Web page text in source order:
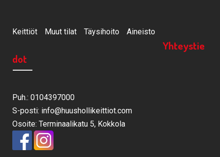
Keittiöt Muut tilat Täysihoito Aineisto
Yhteystie
dot
Puh.: 0104397000
S-posti: info@huushollikeittiot.com
Osoite: Terminaalikatu 5, Kokkola